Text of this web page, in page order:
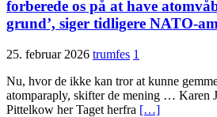
forberede os på at have
grund’, siger tidligere NATO-
25. februar 2026 trumfes 1
Nu, hvor de ikke kan tror at kunne
atomparaply, skifter de mening … Karen
Pittelkow her Taget herfra […]